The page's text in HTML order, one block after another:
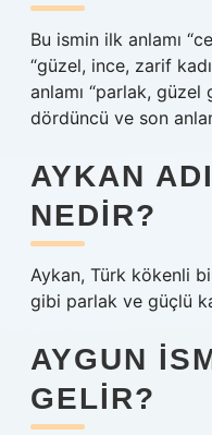
Bu ismin ilk anlamı
“güzel, ince, zarif
anlamı “parlak, güzel
dördüncü ve son
AYKAN
NEDIR?
Aykan, Türk kökenli
gibi parlak ve güçlü
AYGUN
GELIR?